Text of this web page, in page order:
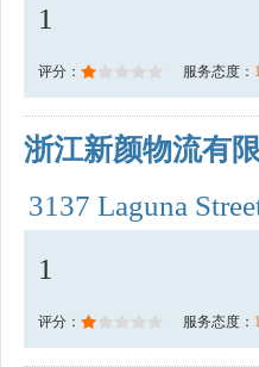
1
评分： 服务态度： 1
浙江新颜物流有
3137 Laguna
1
评分： 服务态度： 1